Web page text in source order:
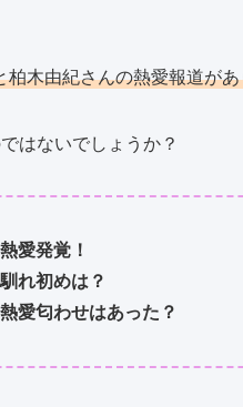
柏木由紀さんの熱愛報道があ
はないでしょうか？
愛発覚！
れ初めは？
愛匂わせはあった？